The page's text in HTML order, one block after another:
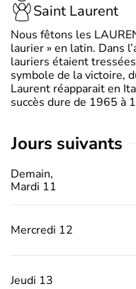
Saint Laurent
Nous fêtons les
laurier » en latin. Dans
lauriers étaient
symbole de la victoire,
Laurent réapparait en
succès dure de 1965 à
jours suivants
Demain,
Mardi 11
Mercredi 12
Jeudi 13